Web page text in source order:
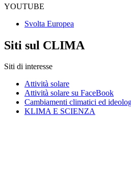
YOUTUBE
Svolta Europea
Siti sul CLIMA
Siti di interesse
Attività solare
Attività solare su FaceBook
Cambiamenti climatici ed
KLIMA E SCIENZA